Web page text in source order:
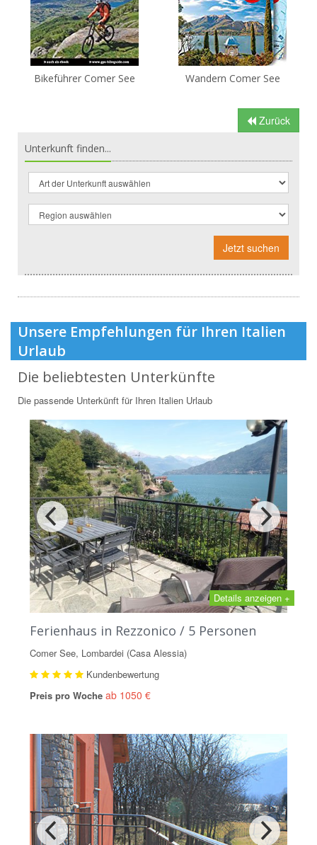
Bikeführer Comer See Wandern Comer See
Zurück
Unterkunft finden...
Jetzt suchen
Unsere Empfehlungen für Ihren Italien
Urlaub
Die beliebtesten Unterkünfte
Die passende Unterkünft für Ihren Italien Urlaub
Details anzeigen +
Ferienhaus in Rezzonico / 5 Personen
Comer See, Lombardei (Casa Alessia)
Kundenbewertung
Preis pro Woche ab 1050 €